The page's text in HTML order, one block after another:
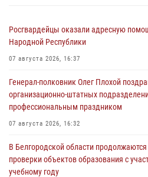
Росгвардейцы оказали адресную
Народной Республики
07 августа 2026, 16:37
Генерал-полковник Олег Плохой
организационно-штатных
профессиональным праздником
07 августа 2026, 16:32
В Белгородской области
проверки объектов образования с
учебному году